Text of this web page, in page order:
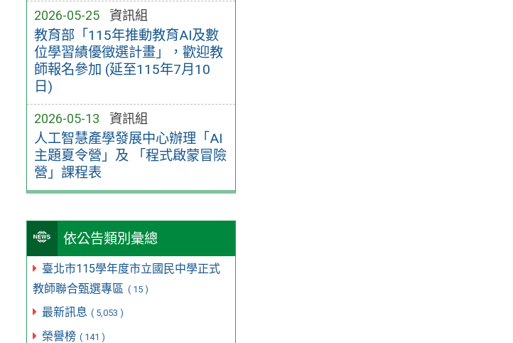
2026-05-25 資訊組
教育部「115年推動教育AI及數
位學習績優徵選計畫」，歡迎教
師報名參加 (延至115年7月10
日)
2026-05-13 資訊組
人工智慧產學發展中心辦理「AI
主題夏令營」及 「程式啟蒙冒險
營」課程表
依公告類別彙總
臺北市115學年度市立國民中學正式
教師聯合甄選專區 ( 15 )
最新訊息 ( 5,053 )
榮譽榜 ( 141 )